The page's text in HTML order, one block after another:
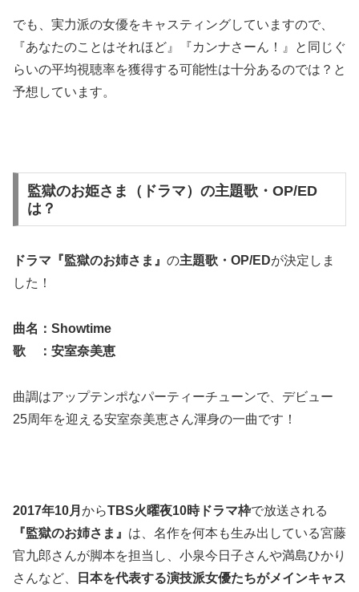
でも、実力派の女優をキャスティングしていますので、
『あなたのことはそれほど』『カンナさーん！』と同じぐ
らいの平均視聴率を獲得する可能性は十分あるのでは？と
予想しています。
監獄のお姫さま（ドラマ）の主題歌・OP/ED
は？
ドラマ『監獄のお姉さま』 の主題歌・OP/EDが決定しま
した！
曲名：Showtime
歌 ：安室奈美恵
曲調はアップテンポなパーティーチューンで、デビュー
25周年を迎える安室奈美恵さん渾身の一曲です！
2017年10月 からTBS火曜夜10時ドラマ枠で放送される
『監獄のお姉さま』 は、名作を何本も生み出している宮藤
官九郎さんが脚本を担当し、小泉今日子さんや満島ひかり
さんなど、
日本を代表する演技派女優たちがメインキャス